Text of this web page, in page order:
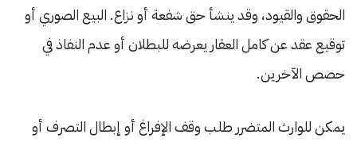
الحقوق والقيود، وقد ينشأ حق شفعة أو نزاع. البيع الصوري أو
توقيع عقد عن كامل العقار يعرضه للبطلان أو عدم النفاذ في
حصص الآخرين.
يمكن للوارث المتضرر طلب وقف الإفراغ أو إبطال التصرف أو